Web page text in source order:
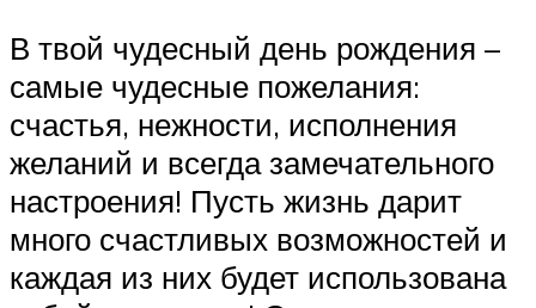
В твой чудесный день рождения –
самые чудесные пожелания:
счастья, нежности, исполнения
желаний и всегда замечательного
настроения! Пусть жизнь дарит
много счастливых возможностей и
каждая из них будет использована